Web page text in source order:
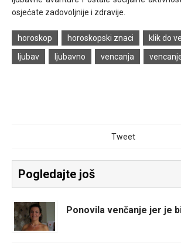
osjećate zadovoljnije i zdravije.
horoskop horoskopski znaci
klik do
ljubav
ljubavno vencanja
Tweet
Pogledajte još
Ponovila venčanje jer je